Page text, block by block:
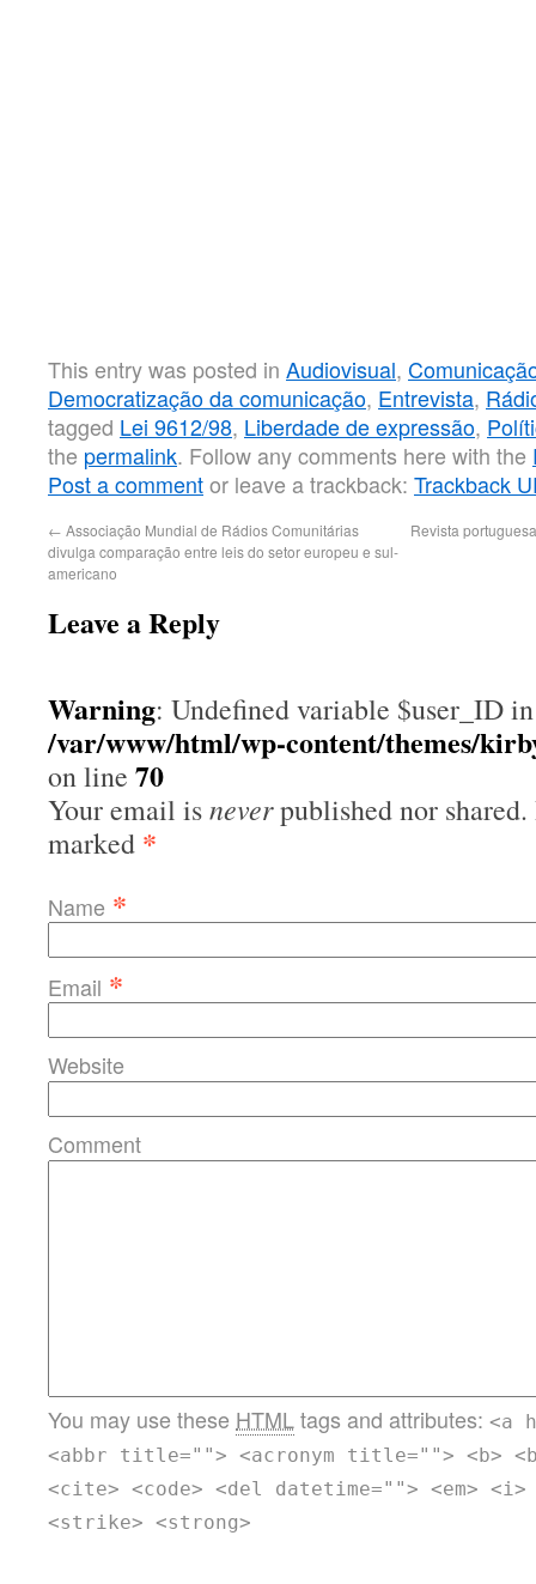
This entry was posted in Audiovisual,
Democratização da comunicação, Entrevista,
tagged Lei 9612/98, Liberdade de expressão,
the permalink. Follow any comments here with the
Post a commentor leave a trackback: Trackback
← Associação Mundial de Rádios Comunitárias
divulga comparação entre leis do setor europeu e sul-
americano
Revista
Leave a Reply
Warning: Undefined variable $user_ID in
/var/www/html/wp-content/themes/
on line 70
Your email isneverpublished nor
marked *
Name *
Email *
Website
Comment
You may use these HTMLtags and attributes: <a
<abbr title=""> <acronym title=""> <b>
<cite> <code> <del datetime=""> <em>
<strike> <strong>